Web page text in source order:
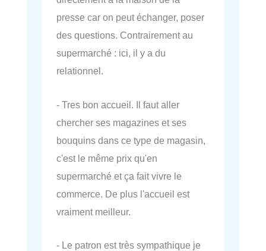
presse car on peut échanger, poser
des questions. Contrairement au
supermarché : ici, il y a du
relationnel.
- Tres bon accueil. Il faut aller
chercher ses magazines et ses
bouquins dans ce type de magasin,
c'est le même prix qu'en
supermarché et ça fait vivre le
commerce. De plus l'accueil est
vraiment meilleur.
- Le patron est très sympathique je